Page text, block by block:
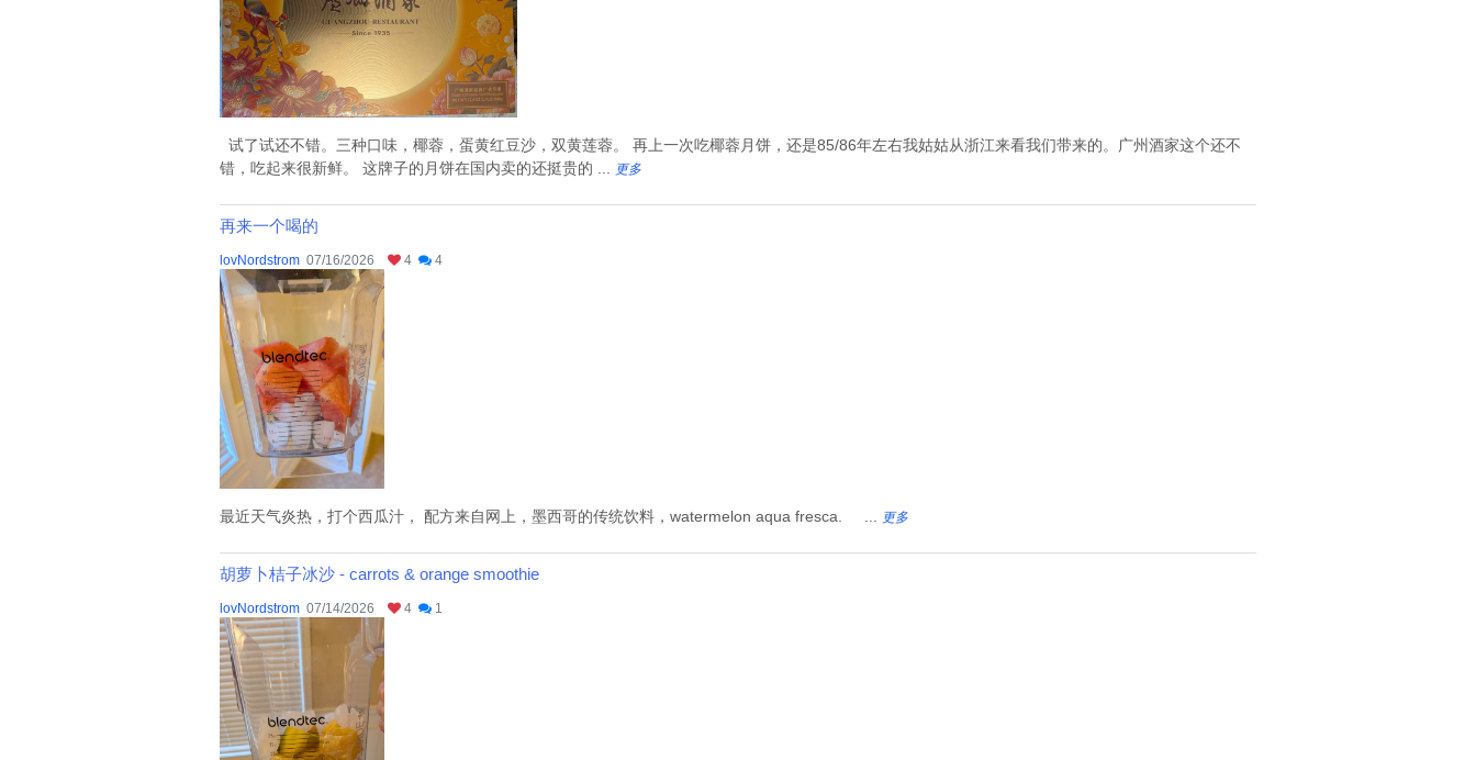
试了试还不错。三种口味，椰蓉，蛋黄红豆沙，双黄莲蓉。 再上一次吃椰蓉月饼，还是85/86年左右我姑姑从浙江来看我们带来的。广州酒家这个还不
错，吃起来很新鲜。 这牌子的月饼在国内卖的还挺贵的 ...
更多
再来一个喝的
lovNordstrom 07/16/2026 4 4
最近天气炎热，打个西瓜汁， 配方来自网上，墨西哥的传统饮料，watermelon aqua fresca. ... 更多
胡萝卜桔子冰沙 - carrots & orange smoothie
lovNordstrom 07/14/2026 4 1